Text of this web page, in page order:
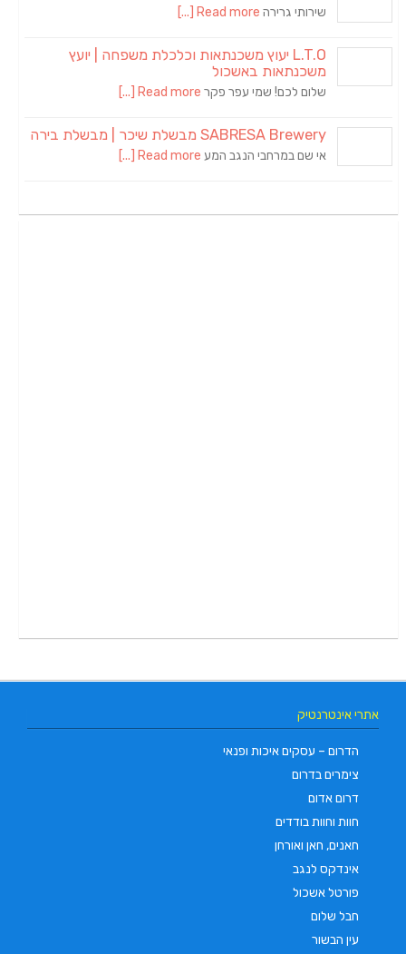
שירותי גרירה Read more [...]
L.T.O יעוץ משכנתאות וכלכלת משפחה | יועץ
משכנתאות באשכול
שלום לכם! שמי עפר פקר Read more [...]
SABRESA Brewery מבשלת שיכר | מבשלת בירה
אי שם במרחבי הנגב המע Read more [...]
אתרי אינטרנטיק
הדרום – עסקים איכות ופנאי
צימרים בדרום
דרום אדום
חוות וחוות בודדים
חאנים, חאן ואורחן
אינדקס לנגב
פורטל אשכול
חבל שלום
עין הבשור